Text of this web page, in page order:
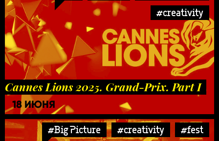
#creativity
Cannes Lions 2025. Grand-Prix. Part I
18 ИЮНЯ
#Big Picture #creativity #fest